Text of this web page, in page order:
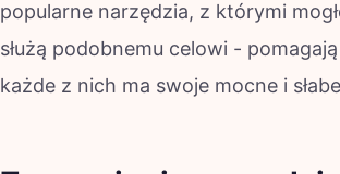
popularne narzędzia, z którymi
służą podobnemu celowi -
każde z nich ma swoje mocne i